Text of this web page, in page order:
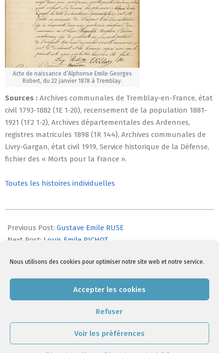
Nous utilisons des cookies pour optimiser notre site web et notre service.
Accepter les cookies
Refuser
Voir les préférences
Acte de naissance d’Alphonse Emile Georges
Robert, du 22 janvier 1878 à Tremblay.
Sources : Archives communales de Tremblay-en-France, état
civil 1793-1882 (1E 1-20), recensement de la population 1881-
1921 (1F2 1-2), Archives départementales des Ardennes,
registres matricules 1898 (1R 144), Archives communales de
Livry-Gargan, état civil 1919, Service historique de la Défense,
fichier des « Morts pour la France ».
Toutes les histoires individuelles
07-
22
Previous Post: Gustave Emile RUSE
Next Post: Louis Emile RICHOT
Comments are closed, but
Politique de cookies Politique de confidentialité